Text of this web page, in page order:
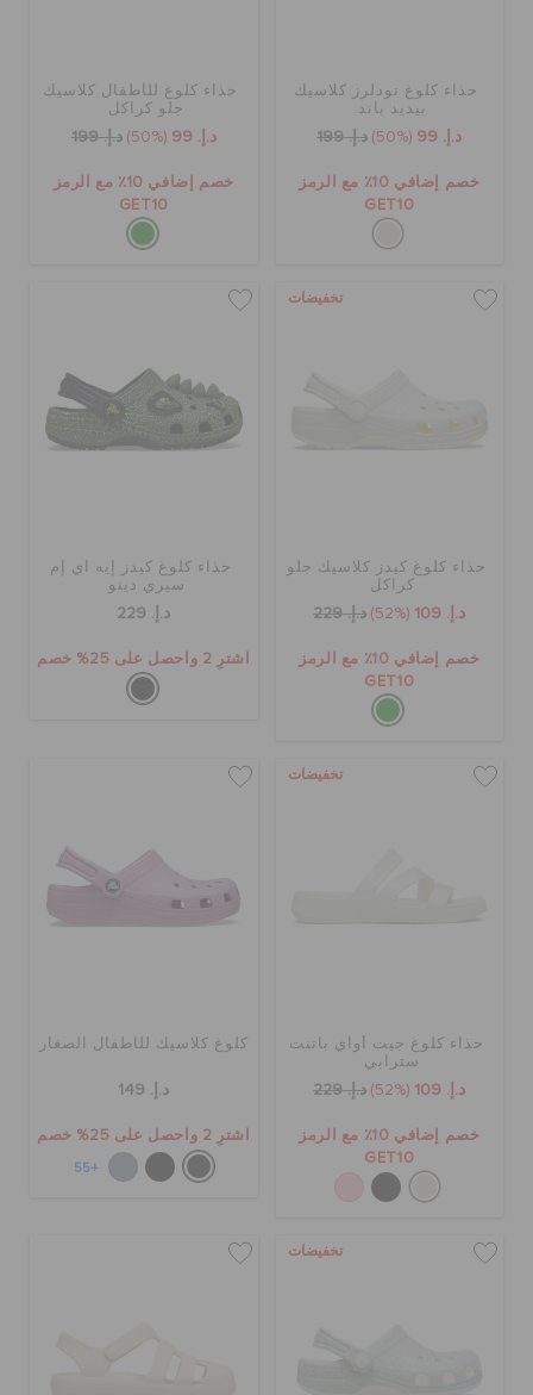
حذاء كلوغ تودلرز كلاسيك
بيديد باند
د.إ. 99 (50%) د.إ. 199
خصم إضافي 10٪ مع الرمز
GET10
حذاء كلوغ للأطفال كلاسيك
جلو كراكل
د.إ. 99 (50%) د.إ. 199
خصم إضافي 10٪ مع الرمز
GET10
تخفيضات
حذاء كلوغ كيدز كلاسيك جلو
كراكل
د.إ. 109 (52%) د.إ. 229
خصم إضافي 10٪ مع الرمز
GET10
حذاء كلوغ كيدز إيه آي إم
سيري دينو
د.إ. 229
اشترِ 2 واحصل على 25% خصم
تخفيضات
حذاء كلوغ جيت أواي باتنت
سترابي
د.إ. 109 (52%) د.إ. 229
خصم إضافي 10٪ مع الرمز
GET10
كلوغ كلاسيك للأطفال الصغار
د.إ. 149
اشترِ 2 واحصل على 25% خصم
+55
تخفيضات